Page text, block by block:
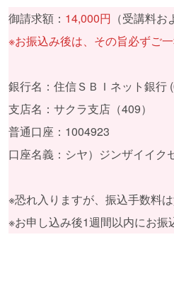
御請求額： 14,000円 （受講料お
※お振込み後は、その旨必ずご一
銀行名：住信ＳＢＩネット銀行
支店名：サクラ支店（409）
普通口座：1004923
口座名義：シヤ）ジンザイイク
※恐れ入りますが、振込手数料
※お申し込み後1週間以内にお振